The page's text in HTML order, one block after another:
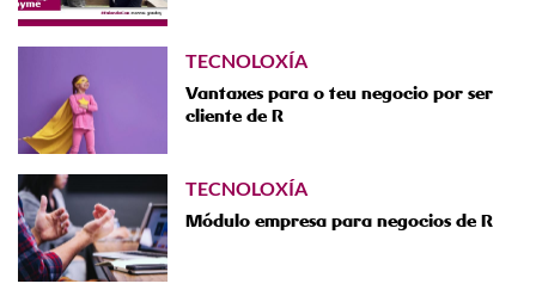
TECNOLOXÍA
Vantaxes para o teu negocio por ser
cliente de R
TECNOLOXÍA
Módulo empresa para negocios de R